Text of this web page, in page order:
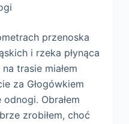
przenoska
i rzeka płynąca
trasie miałem
za Głogówkiem
Obrałem
zrobiłem, choć